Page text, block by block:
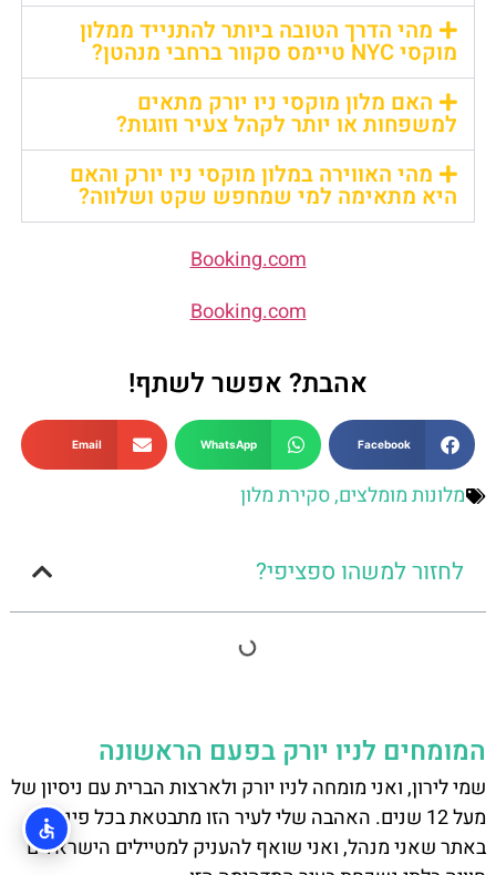
מהי הדרך הטובה ביותר להתנייד ממלון
מוקסי NYC טיימס סקוור ברחבי מנהטן?
האם מלון מוקסי ניו יורק מתאים
למשפחות או יותר לקהל צעיר וזוגות?
מהי האווירה במלון מוקסי ניו יורק והאם
היא מתאימה למי שמחפש שקט ושלווה?
Booking.com
Booking.com
אהבת? אפשר לשתף!
Facebook
WhatsApp
Email
מלונות מומלצים,סקירת מלון
לחזור למשהו ספציפי?
המומחים לניו יורק בפעם הראשונה
שמי לירון, ואני מומחה לניו יורק ולארצות הברית עם ניסיון של
מעל 12 שנים. האהבה שלי לעיר הזו מתבטאת בכל פינה
באתר שאני מנהל, ואני שואף להעניק למטיילים הישראלים